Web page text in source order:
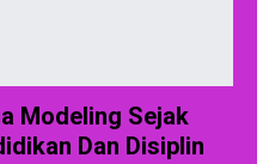
Modeling Sejak
Dan Disiplin